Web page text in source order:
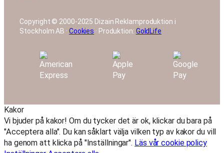
m
Copyright © 2000-2025 Dizain Reklamproduktion i
Stockholm AB · Cookies · Produktion: GoldLife
Kakor
Vi bjuder på kakor! Om du tycker det är ok, klickar du bara på
"Acceptera alla". Du kan såklart välja vilken typ av kakor du vill
ha genom att klicka på "Inställningar". Läs vår cookie policy